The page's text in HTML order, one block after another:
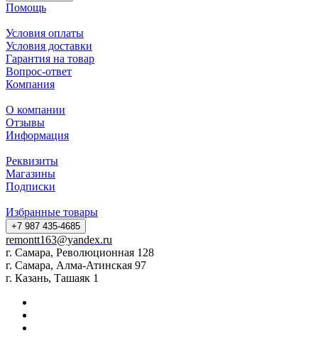
Помощь
Условия оплаты
Условия доставки
Гарантия на товар
Вопрос-ответ
Компания
О компании
Отзывы
Информация
Реквизиты
Магазины
Подписки
Избранные товары
+7 987 435-4685
remontt163@yandex.ru
г. Самара, Революционная 128
г. Самара, Алма-Атинская 97
г. Казань, Ташаяк 1